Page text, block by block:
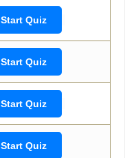
Start Quiz
Start Quiz
Start Quiz
Start Quiz